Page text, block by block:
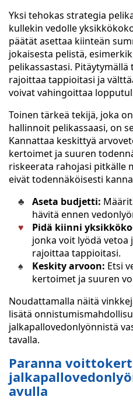
Yksi tehokas strategia
kullekin vedolle
päätät asettaa kiinteän
jokaisesta pelistä,
pelikassastasi.
rajoittaa tappioitasi ja
voivat vahingoittaa
Toinen tärkeä tekijä, joka
hallinnoit pelikassaasi, on
Kannattaa keskittyä
kertoimet ja suuren
riskeerata rahojasi pitkälle
eivät todennäköisesti
Aseta budjetti:
hävitä ennen
Pidä kiinni
jonka voit lyödä
rajoittaa tappioitasi.
Keskity arvoon: Etsi
kertoimet ja suuren
Noudattamalla näitä
lisätä
jalkapallovedonlyönnistä
tavalla.
Paranna
avulla